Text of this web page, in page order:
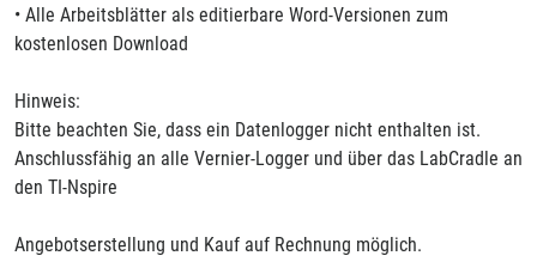
• Alle Arbeitsblätter als editierbare Word-Versionen zum
kostenlosen Download
Hinweis:
Bitte beachten Sie, dass ein Datenlogger nicht enthalten ist.
Anschlussfähig an alle Vernier-Logger und über das LabCradle an
den TI-Nspire
Angebotserstellung und Kauf auf Rechnung möglich.